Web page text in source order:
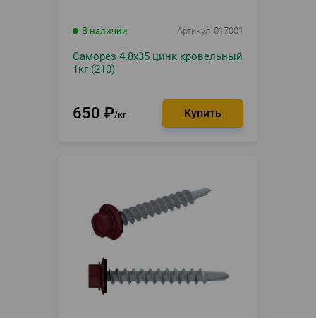
В наличии Артикул 017001
Саморез 4.8х35 цинк кровельный
1кг (210)
650 ₽ кг